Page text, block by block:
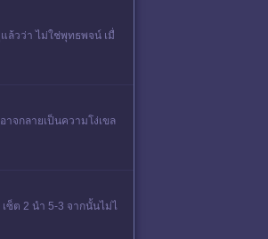
ล้วว่า ไม่ใช่พุทธพจน์ เมื่
จกลายเป็นความโง่เขล
ซ็ต 2 นำ 5-3 จากนั้นไม่ไ